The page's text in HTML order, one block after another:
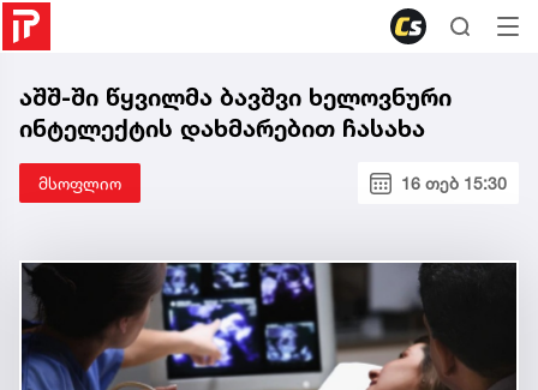
აშშ-ში წყვილმა ბავშვი ხელოვნური
ინტელექტის დახმარებით ჩასახა
მსოფლიო 16 თებ 15:30